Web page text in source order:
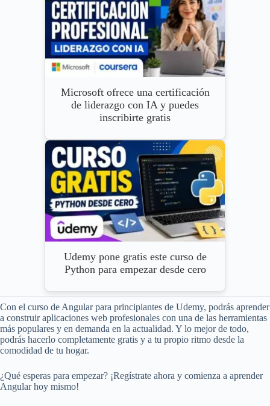
Microsoft ofrece una certificación
de liderazgo con IA y puedes
inscribirte gratis
Udemy pone gratis este curso de
Python para empezar desde cero
Con el curso de Angular para principiantes de Udemy, podrás aprender
a construir aplicaciones web profesionales con una de las herramientas
más populares y en demanda en la actualidad. Y lo mejor de todo,
podrás hacerlo completamente gratis y a tu propio ritmo desde la
comodidad de tu hogar.
¿Qué esperas para empezar? ¡Regístrate ahora y comienza a aprender
Angular hoy mismo!